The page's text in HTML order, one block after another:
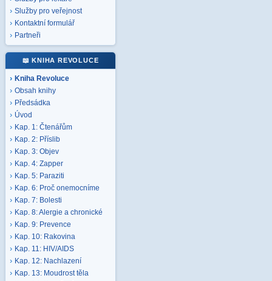
Služby pro veřejnost
Kontaktní formulář
Partneři
📖 KNIHA REVOLUCE
Kniha Revoluce
Obsah knihy
Předsádka
Úvod
Kap. 1: Čtenářům
Kap. 2: Příslib
Kap. 3: Objev
Kap. 4: Zapper
Kap. 5: Paraziti
Kap. 6: Proč onemocníme
Kap. 7: Bolesti
Kap. 8: Alergie a chronické
Kap. 9: Prevence
Kap. 10: Rakovina
Kap. 11: HIV/AIDS
Kap. 12: Nachlazení
Kap. 13: Moudrost těla